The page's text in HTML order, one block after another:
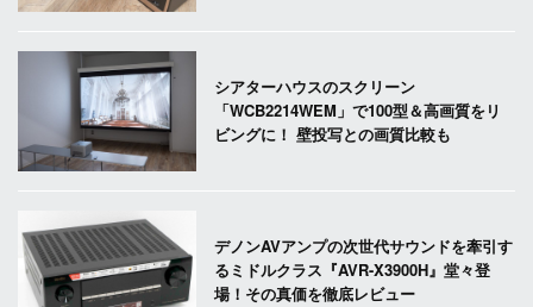
シアターハウスのスクリーン
「WCB2214WEM」で100型＆高画質をリ
ビングに！ 壁投写との画質比較も
デノンAVアンプの次世代サウンドを牽引す
るミドルクラス『AVR-X3900H』堂々登
場！その真価を徹底レビュー